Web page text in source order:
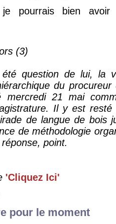
pourrais bien avoir
(3)
question de lui, la
du
mercredi 21 mai
Il y est resté
de langue de bois
de méthodologie
point.
'Cliquez Ici'
pour le moment